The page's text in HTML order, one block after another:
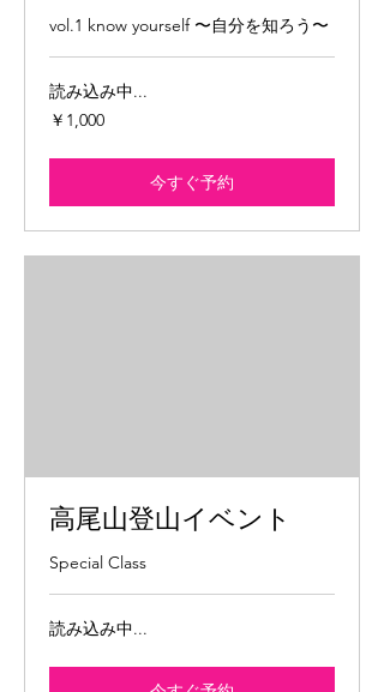
vol.1 know yourself 〜自分を知ろう〜
読み込み中...
1,000
円
￥1,000
今すぐ予約
高尾山登山イベント
Special Class
読み込み中...